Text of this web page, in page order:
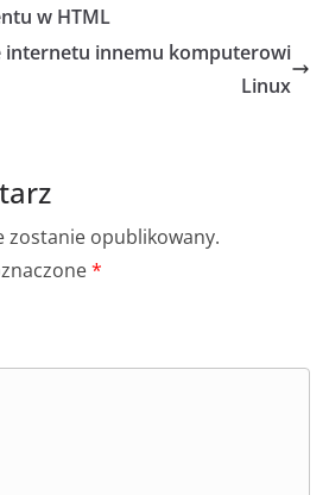
w HTML
internetu innemu komputerowi
Linux
zostanie opublikowany.
*